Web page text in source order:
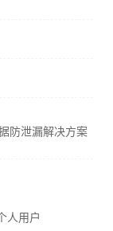
防泄漏解决方案
人用户